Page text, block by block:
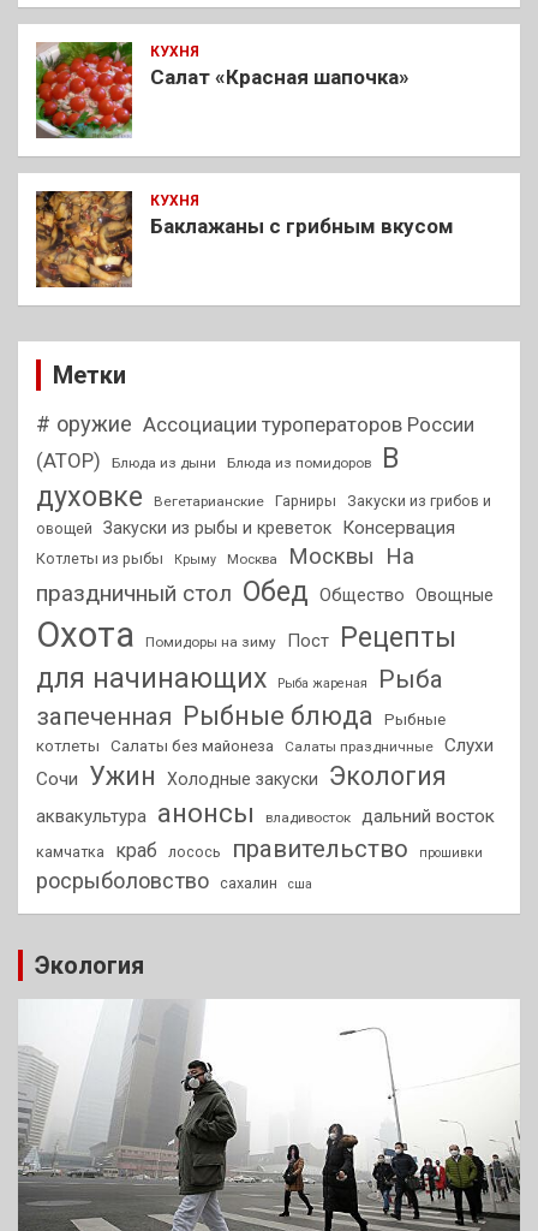
КУХНЯ
Салат «Красная шапочка»
КУХНЯ
Баклажаны с грибным вкусом
Метки
# оружие Ассоциации туроператоров России
(АТОР)
Блюда из дыни Блюда из помидоров
В
духовке
Вегетарианские Гарниры
Закуски из грибов и
овощей
Закуски из рыбы и креветок Консервация
Котлеты из рыбы Крыму Москва Москвы На
праздничный стол Обед Общество Овощные
Охота Помидоры на зиму Пост
Рецепты
для начинающих
Рыба жареная
Рыба
запеченная Рыбные блюда
Рыбные
котлеты
Салаты без майонеза Салаты праздничные
Слухи
Сочи
Ужин Холодные закуски Экология
аквакультура анонсы владивосток дальний восток
камчатка краб лосось правительство прошивки
росрыболовство сахалин сша
Экология